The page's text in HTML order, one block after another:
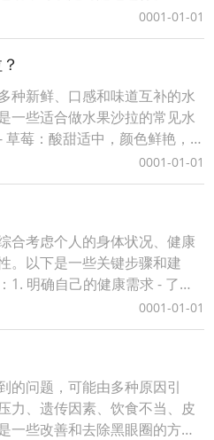
提高肺活量和呼吸效率。 - 改善
风险。2. 骑自行车 - 特点：骑
个年龄段的人群。 - 好处： -
0001-01-01
种新鲜、口感和味道互补的水
一些适合做水果沙拉的常见水
莓：酸甜适中，颜色鲜艳，
蓝莓：小巧可爱，富含抗氧化
猴桃（奇异果）：酸甜多汁，
。- 橙子/柑橘类（如橙瓣、柚
能提升
0001-01-01
合考虑个人的身体状况、健康
。以下是一些关键步骤和建
1. 明确自己的健康需求 - 了解
的建议，明确自己是否存在特
缺铁性贫血、骨质疏松、免疫
了补充特定营养素（如维生
善某种功能（如
0001-01-01
的问题，可能由多种原因引
力、遗传因素、饮食不当、皮
一些改善和去除黑眼圈的方